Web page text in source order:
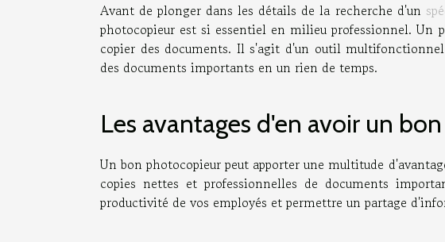
Avant de plonger dans les détails de la recherche d'un
photocopieur est si essentiel en milieu professionnel. Un
copier des documents. Il s'agit d'un outil
des documents importants en un rien de temps.
Les avantages d'en avoir un bon
Un bon photocopieur peut apporter une multitude
copies nettes et professionnelles de documents
productivité de vos employés et permettre un partage